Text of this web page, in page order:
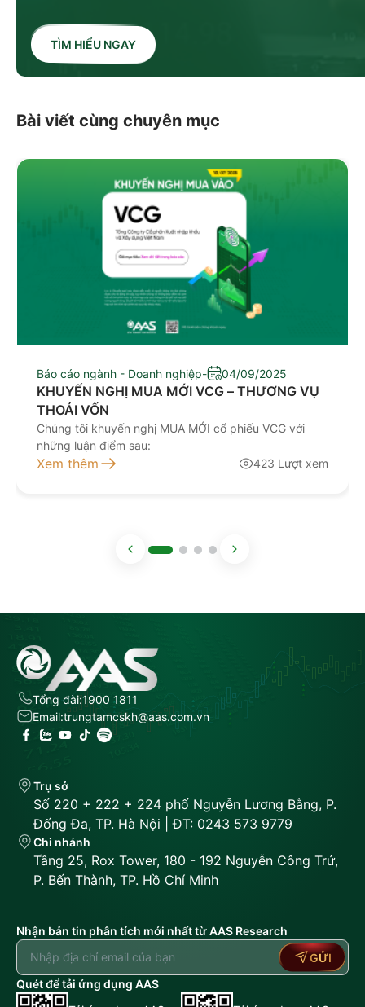
TÌM HIỂU NGAY
Bài viết cùng chuyên mục
Báo cáo ngành - Doanh nghiệp- 04/09/2025
KHUYẾN NGHỊ MUA MỚI VCG – THƯƠNG VỤ
THOÁI VỐN
Chúng tôi khuyến nghị MUA MỚI cổ phiếu VCG với
những luận điểm sau:
Xem thêm 423 Lượt xem
Tổng đài:1900 1811
Email:trungtamcskh@aas.com.vn
Trụ sở
Số 220 + 222 + 224 phố Nguyễn Lương Bằng, P.
Đống Đa, TP. Hà Nội | ĐT: 0243 573 9779
Chi nhánh
Tầng 25, Rox Tower, 180 - 192 Nguyễn Công Trứ,
P. Bến Thành, TP. Hồ Chí Minh
Nhận bản tin phân tích mới nhất từ AAS Research
GỬI
Quét để tải ứng dụng AAS